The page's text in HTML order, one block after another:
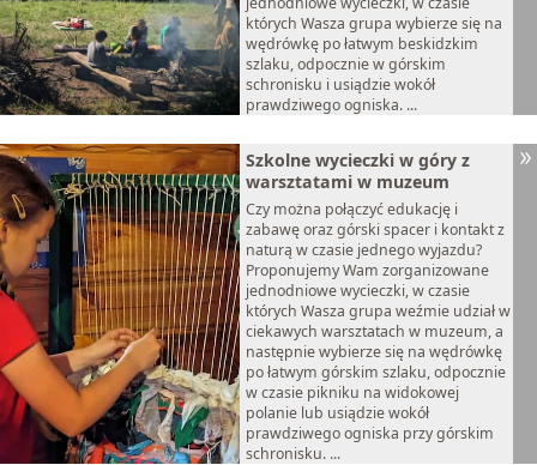
których Wasza grupa wybierze się na
wędrówkę po łatwym beskidzkim
szlaku, odpocznie w górskim
schronisku i usiądzie wokół
prawdziwego ogniska. ...
Szkolne wycieczki w góry z
warsztatami w muzeum
Czy można połączyć edukację i
zabawę oraz górski spacer i kontakt z
naturą w czasie jednego wyjazdu?
Proponujemy Wam zorganizowane
jednodniowe wycieczki, w czasie
których Wasza grupa weźmie udział w
ciekawych warsztatach w muzeum, a
następnie wybierze się na wędrówkę
po łatwym górskim szlaku, odpocznie
w czasie pikniku na widokowej
polanie lub usiądzie wokół
prawdziwego ogniska przy górskim
schronisku. ...